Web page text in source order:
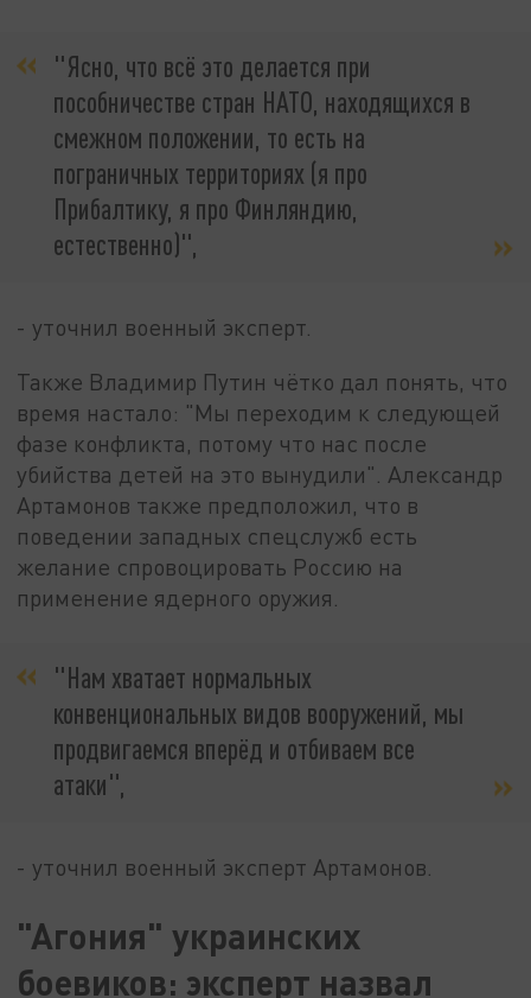
"Ясно, что всё это делается при
пособничестве стран НАТО, находящихся в
смежном положении, то есть на
пограничных территориях (я про
Прибалтику, я про Финляндию,
естественно)",
- уточнил военный эксперт.
Также Владимир Путин чётко дал понять, что
время настало: "Мы переходим к следующей
фазе конфликта, потому что нас после
убийства детей на это вынудили". Александр
Артамонов также предположил, что в
поведении западных спецслужб есть
желание спровоцировать Россию на
применение ядерного оружия.
"Нам хватает нормальных
конвенциональных видов вооружений, мы
продвигаемся вперёд и отбиваем все
атаки",
- уточнил военный эксперт Артамонов.
"Агония" украинских
боевиков: эксперт назвал